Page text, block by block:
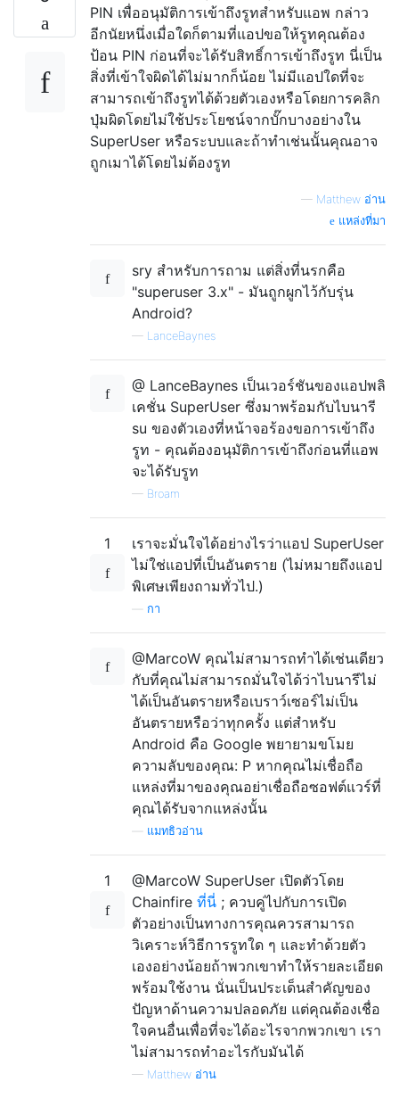
PIN เพื่ออนุมัติการเข้าถึงรูทสำหรับแอพ กล่าว
อีกนัยหนึ่งเมื่อใดก็ตามที่แอปขอให้รูทคุณต้อง
ป้อน PIN ก่อนที่จะได้รับสิทธิ์การเข้าถึงรูท นี่เป็น
สิ่งที่เข้าใจผิดได้ไม่มากก็น้อย ไม่มีแอปใดที่จะ
สามารถเข้าถึงรูทได้ด้วยตัวเองหรือโดยการคลิก
ปุ่มผิดโดยไม่ใช้ประโยชน์จากบั๊กบางอย่างใน
SuperUser หรือระบบและถ้าทำเช่นนั้นคุณอาจ
ถูกเมาได้โดยไม่ต้องรูท
— Matthew อ่าน
แหล่งที่มา
sry สำหรับการถาม แต่สิ่งที่นรกคือ
"superuser 3.x" - มันถูกผูกไว้กับรุ่น
Android?
— LanceBaynes
@ LanceBaynes เป็นเวอร์ชันของแอปพลิ
เคชั่น SuperUser ซึ่งมาพร้อมกับไบนารี
su ของตัวเองที่หน้าจอร้องขอการเข้าถึง
รูท - คุณต้องอนุมัติการเข้าถึงก่อนที่แอพ
จะได้รับรูท
— Broam
1
เราจะมั่นใจได้อย่างไรว่าแอป SuperUser
ไม่ใช่แอปที่เป็นอันตราย (ไม่หมายถึงแอป
พิเศษเพียงถามทั่วไป.)
กา
@MarcoW คุณไม่สามารถทำได้เช่นเดียว
กับที่คุณไม่สามารถมั่นใจได้ว่าไบนารีไม่
ได้เป็นอันตรายหรือเบราว์เซอร์ไม่เป็น
อันตรายหรือว่าทุกครั้ง แต่สำหรับ
Android คือ Google พยายามขโมย
ความลับของคุณ: P หากคุณไม่เชื่อถือ
แหล่งที่มาของคุณอย่าเชื่อถือซอฟต์แวร์ที่
คุณได้รับจากแหล่งนั้น
แมทธิวอ่าน
1
@MarcoW SuperUser เปิดตัวโดย
Chainfire ที่นี่ ; ควบคู่ไปกับการเปิด
ตัวอย่างเป็นทางการคุณควรสามารถ
วิเคราะห์วิธีการรูทใด ๆ และทำด้วยตัว
เองอย่างน้อยถ้าพวกเขาทำให้รายละเอียด
พร้อมใช้งาน นั่นเป็นประเด็นสำคัญของ
ปัญหาด้านความปลอดภัย แต่คุณต้องเชื่อ
ใจคนอื่นเพื่อที่จะได้อะไรจากพวกเขา เรา
ไม่สามารถทำอะไรกับมันได้
— Matthew อ่าน